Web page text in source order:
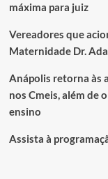
máxima para juiz
Vereadores que
Maternidade Dr.
Anápolis retorna às
nos Cmeis, além de
ensino
Assista à